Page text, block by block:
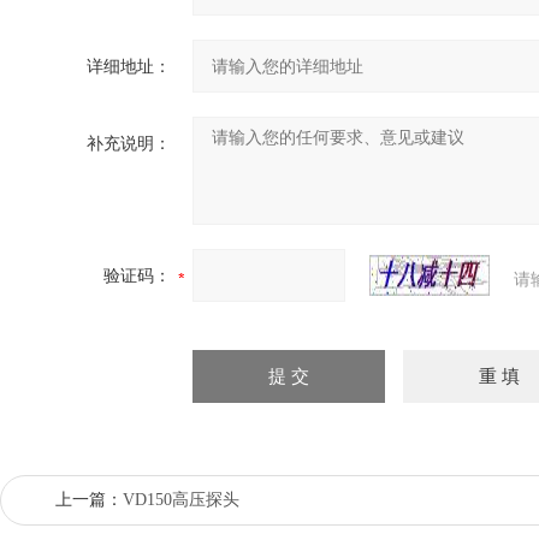
详细地址：
补充说明：
验证码： 请
上一篇： VD150高压探头